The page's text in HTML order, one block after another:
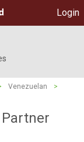
Login
Venezuelan
>